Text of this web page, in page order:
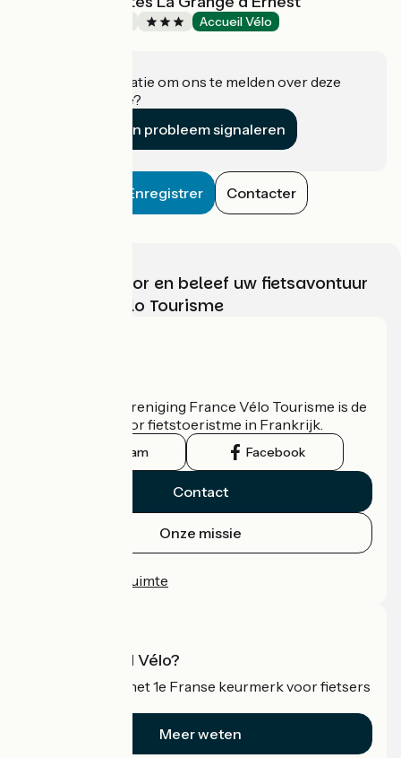
Accueil Vélo
Heeft u informatie om ons te melden over deze
accommodatie?
Een probleem signaleren
Enregistrer Contacter
Kies, bereid voor en beleef uw fietsavontuur
met France Vélo Tourisme
De nationale vereniging France Vélo Tourisme is de
officiële gids voor fietstoeristme in Frankrijk.
Instagram Facebook
Contact
Onze missie
Professionele ruimte
Wat is Accueil Vélo?
Accueil Vélo is het 1e Franse keurmerk voor fietsers
Meer weten